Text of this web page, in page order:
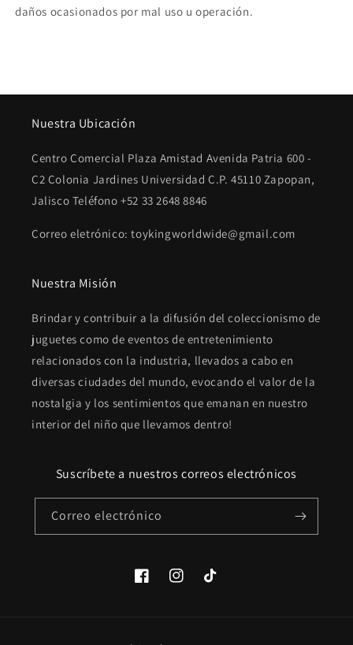
daños ocasionados por mal uso u operación.
Nuestra Ubicación
Centro Comercial Plaza Amistad Avenida Patria 600 -
C2 Colonia Jardines Universidad C.P. 45110 Zapopan,
Jalisco Teléfono +52 33 2648 8846
Correo eletrónico: toykingworldwide@gmail.com
Nuestra Misión
Brindar y contribuir a la difusión del coleccionismo de
juguetes como de eventos de entretenimiento
relacionados con la industria, llevados a cabo en
diversas ciudades del mundo, evocando el valor de la
nostalgia y los sentimientos que emanan en nuestro
interior del niño que llevamos dentro!
Suscríbete a nuestros correos electrónicos
Correo electrónico
FacebookInstagramTikTok